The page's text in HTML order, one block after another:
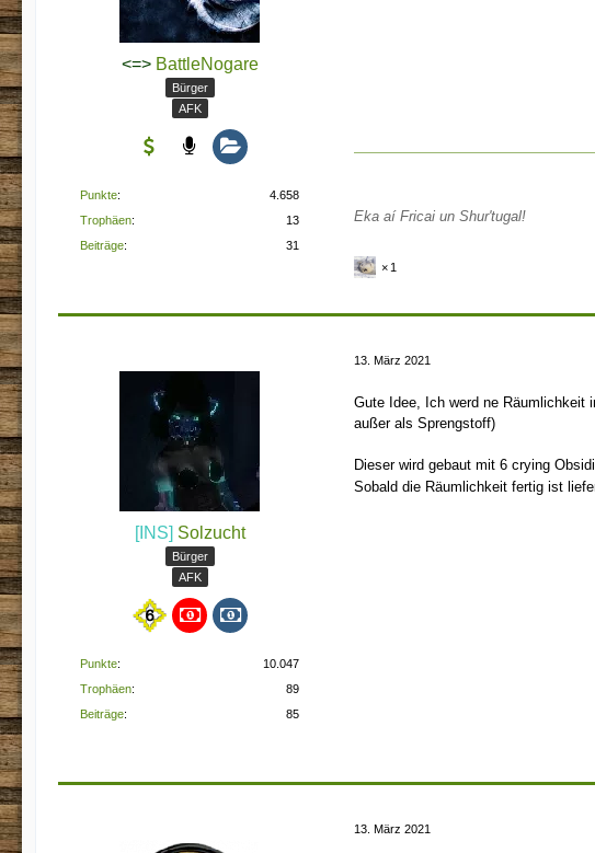
<=> BattleNogare
Bürger
AFK
Punkte
4.658
Trophäen
13
Beiträge
31
Eka aí Fricai un Shur'tugal!
1
[INS] Solzucht
Bürger
AFK
Punkte
10.047
Trophäen
89
Beiträge
85
13. März 2021
Gute Idee, Ich werd ne Räumlichkeit
außer als Sprengstoff)
Dieser wird gebaut mit 6 crying
Sobald die Räumlichkeit fertig ist
13. März 2021